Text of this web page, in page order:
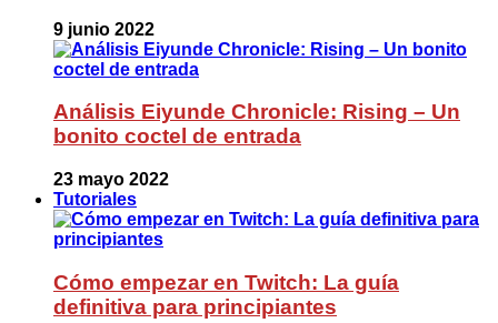
9 junio 2022
Análisis Eiyunde Chronicle: Rising – Un
bonito coctel de entrada
23 mayo 2022
Tutoriales
Cómo empezar en Twitch: La guía
definitiva para principiantes